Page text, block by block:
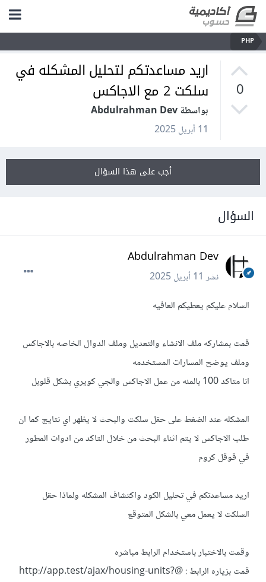
PHP
0
اريد مساعدتكم لتحليل المشكله في
سلكت 2 مع الاجاكس
بواسطة Abdulrahman Dev
11 أبريل 2025
أجب على هذا السؤال
السؤال
Abdulrahman Dev
نشر11 أبريل 2025
السلام عليكم يعطيكم العافيه
قمت بمشاركه ملف الانشاء والتعديل وملف الدوال الخاصه بالاجاكس
وملف يوضح المسارات المستخدمه
انا متاكد 100 بالمئه من عمل الاجاكس والجي كويري بشكل قلوبل
المشكله عند الضغط على حقل سلكت والبحث لا يظهر اي نتايج كما ان
طلب الاجاكس لا يتم اثناء البحث من خلال التاكد من ادوات المطور
في قوقل كروم
اريد مساعدتكم في تحليل الكود واكتشاف المشكله ولماذا حقل
السلكت لا يعمل معي بالشكل المتوقع
وقمت بالاختبار باستخدام الرابط مباشره
قمت بزياره الرابط : @http://app.test/ajax/housing-units?